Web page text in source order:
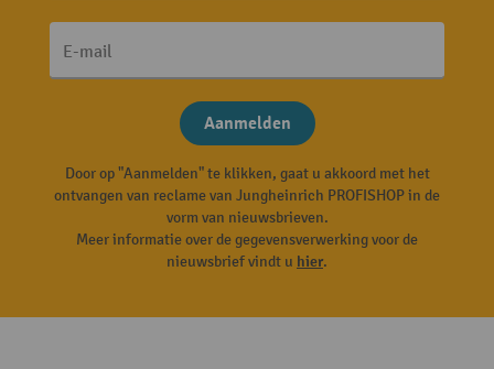
E-mail
Aanmelden
Door op "Aanmelden" te klikken, gaat u akkoord met het
ontvangen van reclame van Jungheinrich PROFISHOP in de
vorm van nieuwsbrieven.
Meer informatie over de gegevensverwerking voor de
nieuwsbrief vindt u hier.